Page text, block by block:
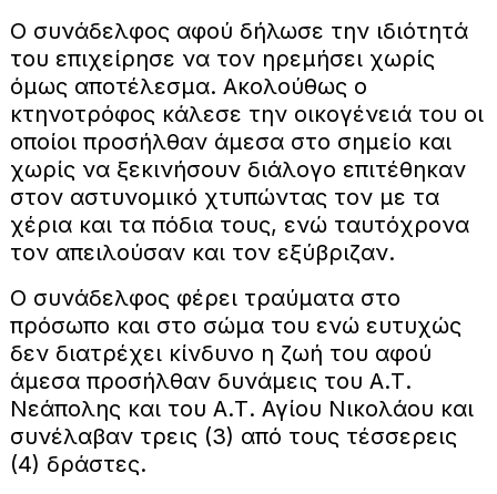
Ο συνάδελφος αφού δήλωσε την ιδιότητά
του επιχείρησε να τον ηρεμήσει χωρίς
όμως αποτέλεσμα. Ακολούθως ο
κτηνοτρόφος κάλεσε την οικογένειά του οι
οποίοι προσήλθαν άμεσα στο σημείο και
χωρίς να ξεκινήσουν διάλογο επιτέθηκαν
στον αστυνομικό χτυπώντας τον με τα
χέρια και τα πόδια τους, ενώ ταυτόχρονα
τον απειλούσαν και τον εξύβριζαν.
Ο συνάδελφος φέρει τραύματα στο
πρόσωπο και στο σώμα του ενώ ευτυχώς
δεν διατρέχει κίνδυνο η ζωή του αφού
άμεσα προσήλθαν δυνάμεις του Α.Τ.
Νεάπολης και του Α.Τ. Αγίου Νικολάου και
συνέλαβαν τρεις (3) από τους τέσσερεις
(4) δράστες.